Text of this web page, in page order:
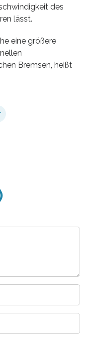
des
lässt.
eine größere
Bremsen, heißt